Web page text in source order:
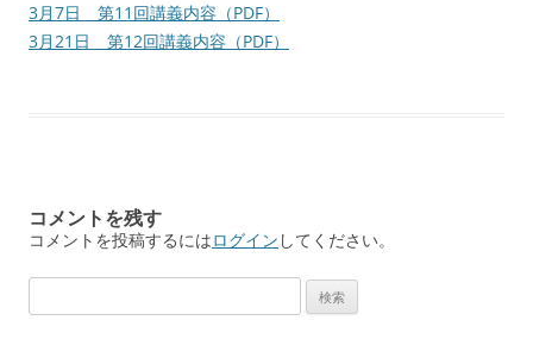
3月7日 第11回講義内容（PDF）
3月21日 第12回講義内容（PDF）
コメントを残す
コメントを投稿するにはログイン してください。
索: